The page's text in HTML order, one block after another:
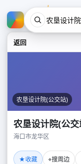
返回
农垦设计院(公交站)
农垦设计院(公
海口市龙华区
★收藏 ⌖搜周边